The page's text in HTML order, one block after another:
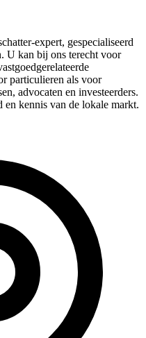
expert, gespecialiseerd
U kan bij ons terecht voor
particulieren als voor
advocaten en investeerders.
en kennis van de lokale markt.